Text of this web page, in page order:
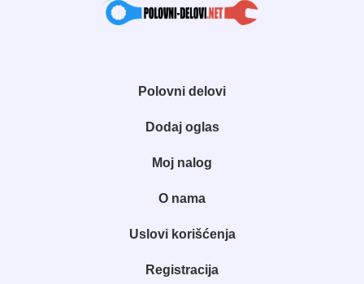
Polovni delovi
Dodaj oglas
Moj nalog
O nama
Uslovi korišćenja
Registracija